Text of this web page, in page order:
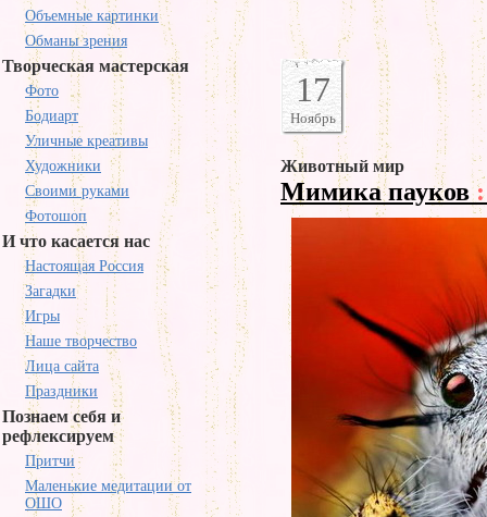
Объемные картинки
Обманы зрения
Творческая мастерская
Фото
Бодиарт
Уличные креативы
Художники
Своими руками
Фотошоп
И что касается нас
Настоящая Россия
Загадки
Игры
Наше творчество
Лица сайта
Праздники
Познаем себя и
рефлексируем
Притчи
Маленькие медитации от
ОШО
17
Ноябрь
Животный мир
Мимика пауков